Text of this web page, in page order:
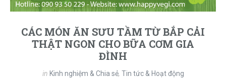
CÁC MÓN ĂN SƯU TẦM TỪ BẮP CẢI
THẬT NGON CHO BỮA CƠM GIA
ĐÌNH
in Kinh nghiệm & Chia sẻ, Tin tức & Hoạt động